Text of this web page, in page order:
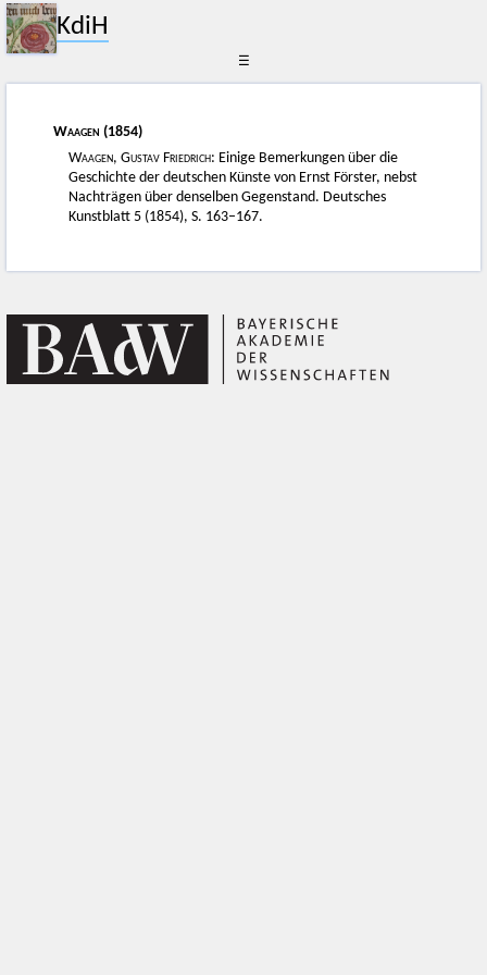
KdiH
☰
Waagen (1854)
Waagen, Gustav Friedrich: Einige Bemerkungen über die
Geschichte der deutschen Künste von Ernst Förster, nebst
Nachträgen über denselben Gegenstand. Deutsches
Kunstblatt 5 (1854), S. 163–167.